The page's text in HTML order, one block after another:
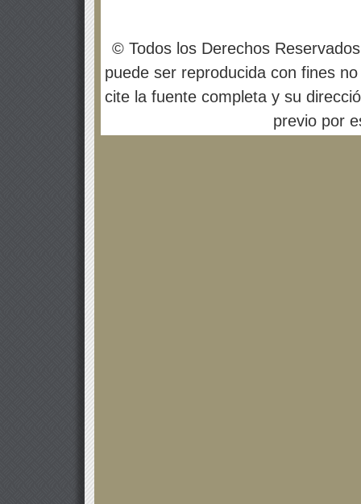
© Todos los Derechos
puede ser reproducida con fines
cite la fuente completa y su
previo por